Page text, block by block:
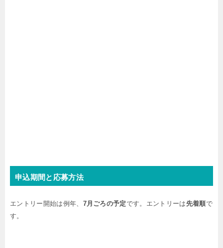
申込期間と応募方法
エントリー開始は例年、 7月ごろの予定です。エントリーは先着順で
す。